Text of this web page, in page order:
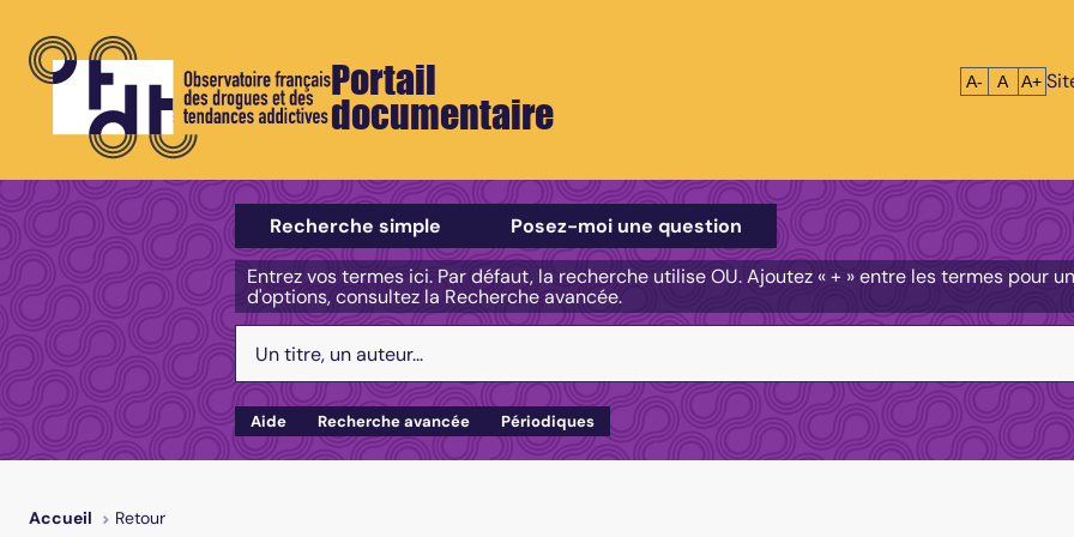
Portail
documentaire
Réduire le
A- A A+
Sélectionner un type de recherche
Recherche simple
Posez-moi une question
Entrez vos termes ici. Par défaut, la recherche utilise OU. Ajoutez « + » entre les termes pour
d'options, consultez la Recherche avancée.
Aide Recherche avancée Périodiques
Accueil Retour